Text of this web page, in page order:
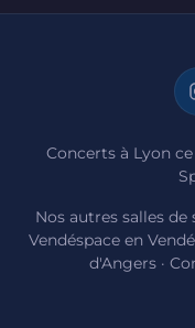
Concerts à Lyon
Nos autres salles de
Vendéspace en
d'Angers ·